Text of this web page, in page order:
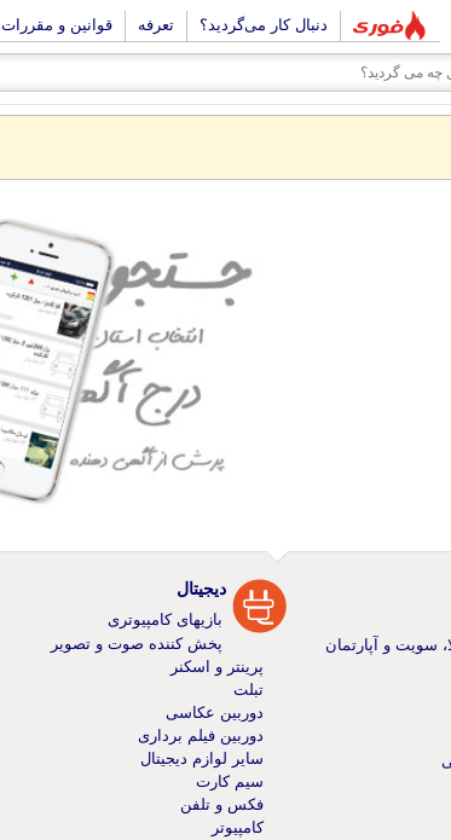
دنبال کار می‌گردید؟ تعرفه قوانین و مقررات
سویت و آپارتمان
دیجیتال
بازیهای کامپیوتری
پخش کننده صوت و تصویر
پرینتر و اسکنر
تبلت
دوربین عکاسی
دوربین فیلم برداری
سایر لوازم دیجیتال
سیم کارت
فکس و تلفن
کامپیوتر